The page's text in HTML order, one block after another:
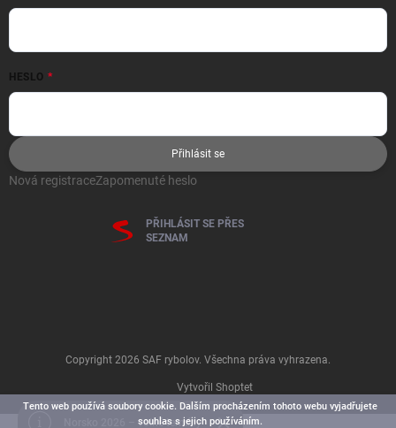
Tento web používá soubory cookie. Dalším procházením tohoto webu vyjadřujete
souhlas s jejich používáním.
Norsko 2026 – volné termíny
HESLO
Přihlásit se
Nová registraceZapomenuté heslo
PŘIHLÁSIT SE PŘES
SEZNAM
Vytvořil Shoptet
Copyright 2026 SAF rybolov. Všechna práva vyhrazena.